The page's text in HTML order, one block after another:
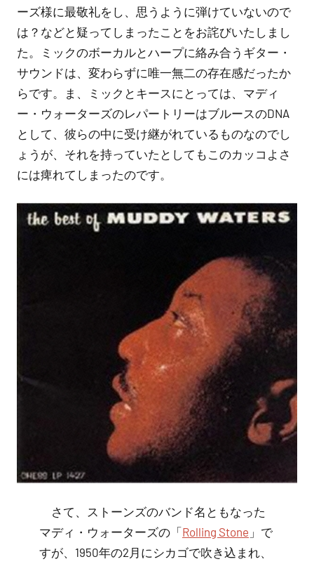
ーズ様に最敬礼をし、思うように弾けていないので
は？などと疑ってしまったことをお詫びいたしまし
た。ミックのボーカルとハープに絡み合うギター・
サウンドは、変わらずに唯一無二の存在感だったか
らです。ま、ミックとキースにとっては、マディ
ー・ウォーターズのレパートリーはブルースのDNA
として、彼らの中に受け継がれているものなのでし
ょうが、それを持っていたとしてもこのカッコよさ
には痺れてしまったのです。
さて、ストーンズのバンド名ともなった
マディ・ウォーターズの「Rolling Stone 」で
すが、1950年の2月にシカゴで吹き込まれ、